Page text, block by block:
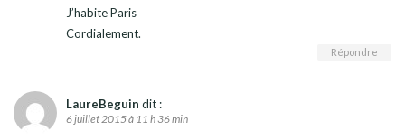
J’habite Paris
Cordialement.
Répondre
LaureBeguin dit :
6 juillet 2015 à 11 h 36 min